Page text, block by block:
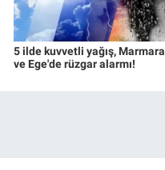
5 ilde kuvvetli yağış, Marmara
ve Ege'de rüzgar alarmı!